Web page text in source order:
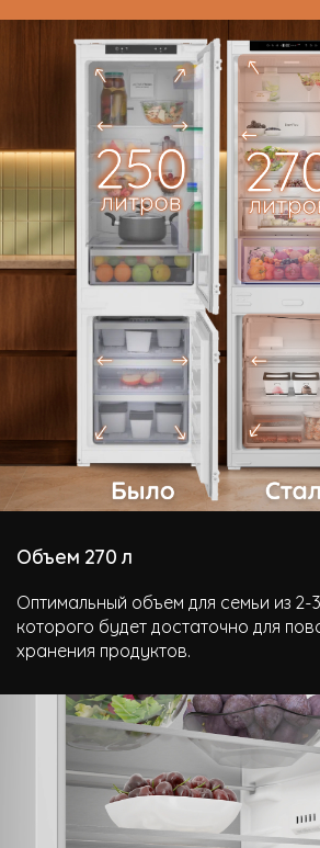
Объем 270 л
Оптимальный объем для семьи из 2-
которого будет достаточно для
хранения продуктов.